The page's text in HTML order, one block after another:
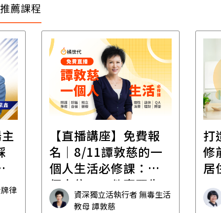
推薦課程
活
打造安心住的家｜裝
修前必懂！住到老的
居住規劃全攻略
林黛羚
遺
財
產